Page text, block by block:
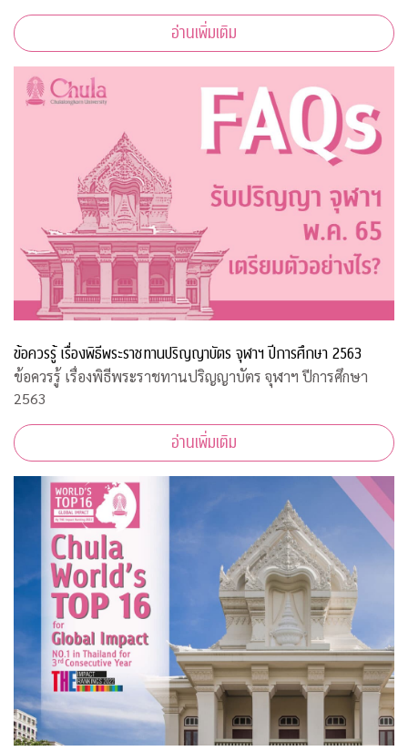
อ่านเพิ่มเติม
ข้อควรรู้ เรื่องพิธีพระราชทานปริญญาบัตร จุฬาฯ ปีการศึกษา 2563
ข้อควรรู้ เรื่องพิธีพระราชทานปริญญาบัตร จุฬาฯ ปีการศึกษา
2563
อ่านเพิ่มเติม